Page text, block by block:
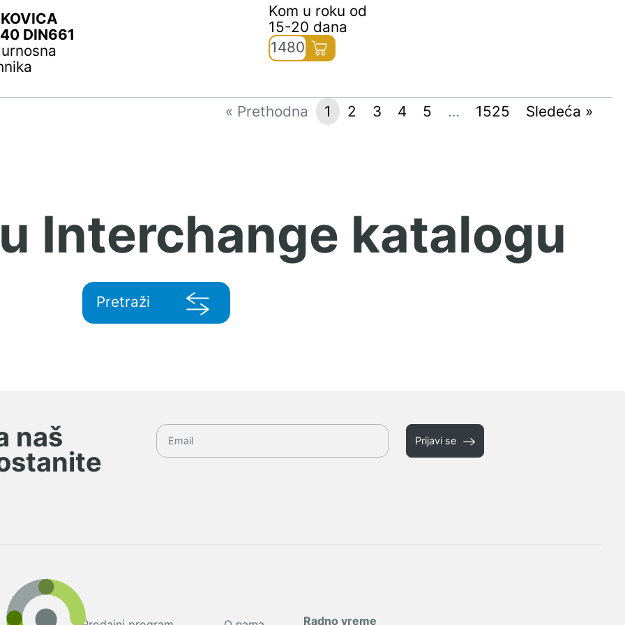
DIN661
Kom u roku od
15-20 dana
1480
« Prethodna 1 2 3 4 5 … 1525 Sledeća »
Interchange katalogu
Pretraži
naš Prijavi se
Radno vreme